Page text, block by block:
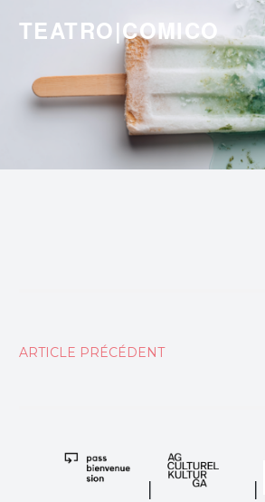
content
TEATRO|COMICO
Navigation
ARTICLE PRÉCÉDENT
| |